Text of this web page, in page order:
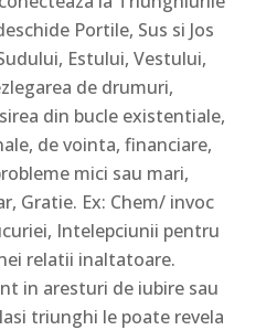
Portile, Sus si Jos
Estului, Vestului,
de drumuri,
din bucle existentiale,
de vointa, financiare,
mici sau mari,
Gratie. Ex: Chem/ invoc
Intelepciunii pentru
relatii inaltatoare.
in aresturi de iubire sau
triunghi le poate revela